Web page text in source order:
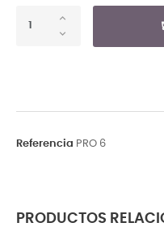
Referencia PRO 6
PRODUCTOS